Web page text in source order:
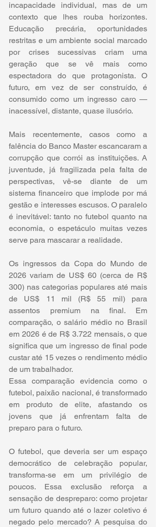
incapacidade individual, mas de um
contexto que lhes rouba horizontes.
Educação precária, oportunidades
restritas e um ambiente social marcado
por crises sucessivas criam uma
geração que se vê mais como
espectadora do que protagonista. O
futuro, em vez de ser construído, é
consumido como um ingresso caro —
inacessível, distante, quase ilusório.
Mais recentemente, casos como a
falência do Banco Master escancaram a
corrupção que corrói as instituições. A
juventude, já fragilizada pela falta de
perspectivas, vê-se diante de um
sistema financeiro que implode por má
gestão e interesses escusos. O paralelo
é inevitável: tanto no futebol quanto na
economia, o espetáculo muitas vezes
serve para mascarar a realidade.
Os ingressos da Copa do Mundo de
2026 variam de US$ 60 (cerca de R$
300) nas categorias populares até mais
de US$ 11 mil (R$ 55 mil) para
assentos premium na final. Em
comparação, o salário médio no Brasil
em 2026 é de R$ 3.722 mensais, o que
significa que um ingresso de final pode
custar até 15 vezes o rendimento médio
de um trabalhador.
Essa comparação evidencia como o
futebol, paixão nacional, é transformado
em produto de elite, afastando os
jovens que já enfrentam falta de
preparo para o futuro.
O futebol, que deveria ser um espaço
democrático de celebração popular,
transforma-se em um privilégio de
poucos. Essa exclusão reforça a
sensação de despreparo: como projetar
um futuro quando até o lazer coletivo é
negado pelo mercado? A pesquisa do